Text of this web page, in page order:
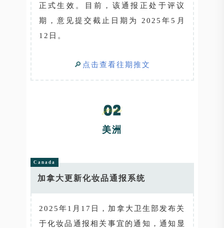
正式生效。目前，该通报正处于评议
期，意见提交截止日期为 2025年5月
12日。
🔎 点击查看往期推文
美洲
Canada
加拿大更新化妆品通报系统
2025年1月17日，加拿大卫生部发布关
于化妆品通报相关事宜的通知，通知显